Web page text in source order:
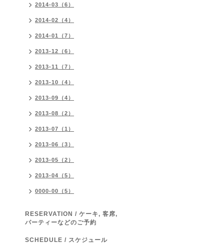
2014-03（6）
2014-02（4）
2014-01（7）
2013-12（6）
2013-11（7）
2013-10（4）
2013-09（4）
2013-08（2）
2013-07（1）
2013-06（3）
2013-05（2）
2013-04（5）
0000-00（5）
RESERVATION / ケーキ, 客席,
パーティーなどのご予約
SCHEDULE / スケジュール